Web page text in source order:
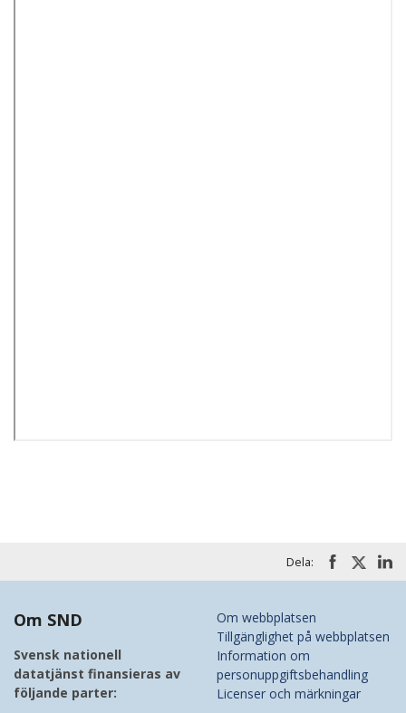
Dela:
Om SND
Svensk nationell
datatjänst finansieras av
följande parter:
Om webbplatsen
Tillgänglighet på webbplatsen
Information om
personuppgiftsbehandling
Licenser och märkningar